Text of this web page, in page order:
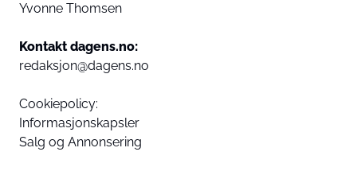
Yvonne Thomsen
Kontakt dagens.no:
redaksjon@dagens.no
Cookiepolicy:
Informasjonskapsler
Salg og Annonsering